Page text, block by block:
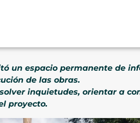
un espacio permanente de
de las obras.
inquietudes, orientar a
proyecto.